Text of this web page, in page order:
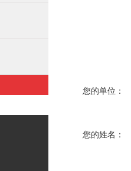
您的单位：
您的姓名：